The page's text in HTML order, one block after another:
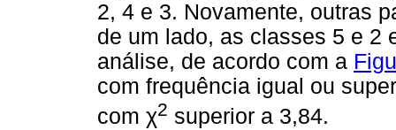
2, 4 e 3. Novamente, outras
de um lado, as classes 5 e 2
análise, de acordo com a
com frequência igual ou
com χ2 superior a 3,84.